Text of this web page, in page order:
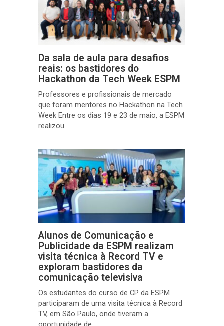
Da sala de aula para desafios
reais: os bastidores do
Hackathon da Tech Week ESPM
Professores e profissionais de mercado
que foram mentores no Hackathon na Tech
Week Entre os dias 19 e 23 de maio, a ESPM
realizou
Alunos de Comunicação e
Publicidade da ESPM realizam
visita técnica à Record TV e
exploram bastidores da
comunicação televisiva
Os estudantes do curso de CP da ESPM
participaram de uma visita técnica à Record
TV, em São Paulo, onde tiveram a